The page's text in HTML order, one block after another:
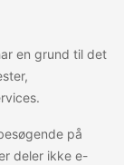
en grund til det
på
deler ikke e-